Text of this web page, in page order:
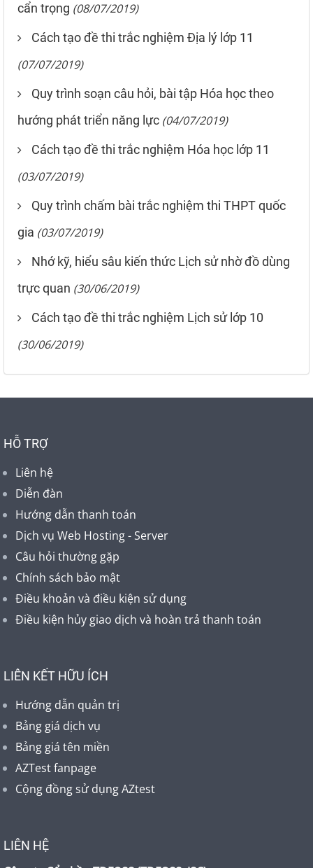
cẩn trọng (08/07/2019)
Cách tạo đề thi trắc nghiệm Địa lý lớp 11
(07/07/2019)
Quy trình soạn câu hỏi, bài tập Hóa học theo
hướng phát triển năng lực (04/07/2019)
Cách tạo đề thi trắc nghiệm Hóa học lớp 11
(03/07/2019)
Quy trình chấm bài trắc nghiệm thi THPT quốc
gia (03/07/2019)
Nhớ kỹ, hiểu sâu kiến thức Lịch sử nhờ đồ dùng
trực quan (30/06/2019)
Cách tạo đề thi trắc nghiệm Lịch sử lớp 10
(30/06/2019)
HỖ TRỢ
Liên hệ
Diễn đàn
Hướng dẫn thanh toán
Dịch vụ Web Hosting - Server
Câu hỏi thường gặp
Chính sách bảo mật
Điều khoản và điều kiện sử dụng
Điều kiện hủy giao dịch và hoàn trả thanh toán
LIÊN KẾT HỮU ÍCH
Hướng dẫn quản trị
Bảng giá dịch vụ
Bảng giá tên miền
AZTest fanpage
Cộng đồng sử dụng AZtest
LIÊN HỆ